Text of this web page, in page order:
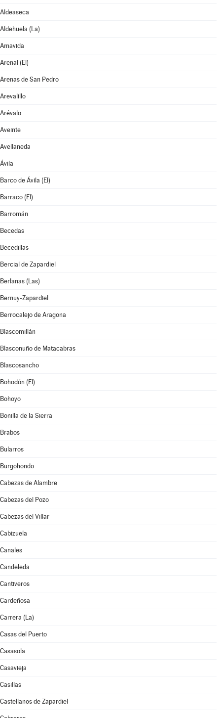
Aldeaseca
Aldehuela (La)
Amavida
Arenal (El)
Arenas de San Pedro
Arevalillo
Arévalo
Aveinte
Avellaneda
Ávila
Barco de Ávila (El)
Barraco (El)
Barromán
Becedas
Becedillas
Bercial de Zapardiel
Berlanas (Las)
Bernuy-Zapardiel
Berrocalejo de Aragona
Blascomillán
Blasconuño de Matacabras
Blascosancho
Bohodón (El)
Bohoyo
Bonilla de la Sierra
Brabos
Bularros
Burgohondo
Cabezas de Alambre
Cabezas del Pozo
Cabezas del Villar
Cabizuela
Canales
Candeleda
Cantiveros
Cardeñosa
Carrera (La)
Casas del Puerto
Casasola
Casavieja
Casillas
Castellanos de Zapardiel